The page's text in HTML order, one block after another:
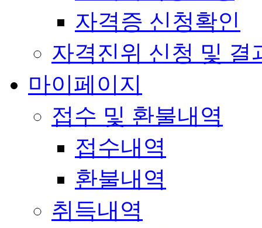
자격증 신청확인
자격진위 신청 및 결
마이페이지
접수 및 환불내역
접수내역
환불내역
취득내역